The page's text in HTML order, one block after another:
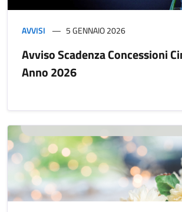
AVVISI 5 GENNAIO 2026
Avviso Scadenza Concessioni
Anno 2026